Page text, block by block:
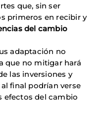
que, sin ser
primeros en recibir y
del cambio
adaptación no
que no mitigar hará
las inversiones y
final podrían verse
efectos del cambio